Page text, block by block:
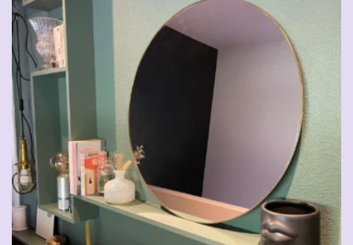
CHF39.00